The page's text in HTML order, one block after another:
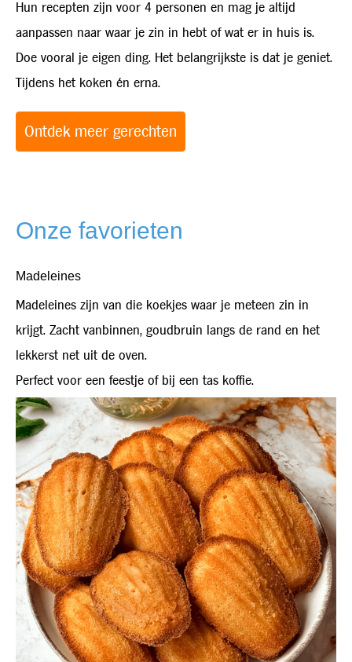
Hun recepten zijn voor 4 personen en mag je altijd
aanpassen naar waar je zin in hebt of wat er in huis is.
Doe vooral je eigen ding. Het belangrijkste is dat je geniet.
Tijdens het koken én erna.
Ontdek meer gerechten
Onze favorieten
Madeleines
Madeleines zijn van die koekjes waar je meteen zin in
krijgt. Zacht vanbinnen, goudbruin langs de rand en het
lekkerst net uit de oven.
Perfect voor een feestje of bij een tas koffie.